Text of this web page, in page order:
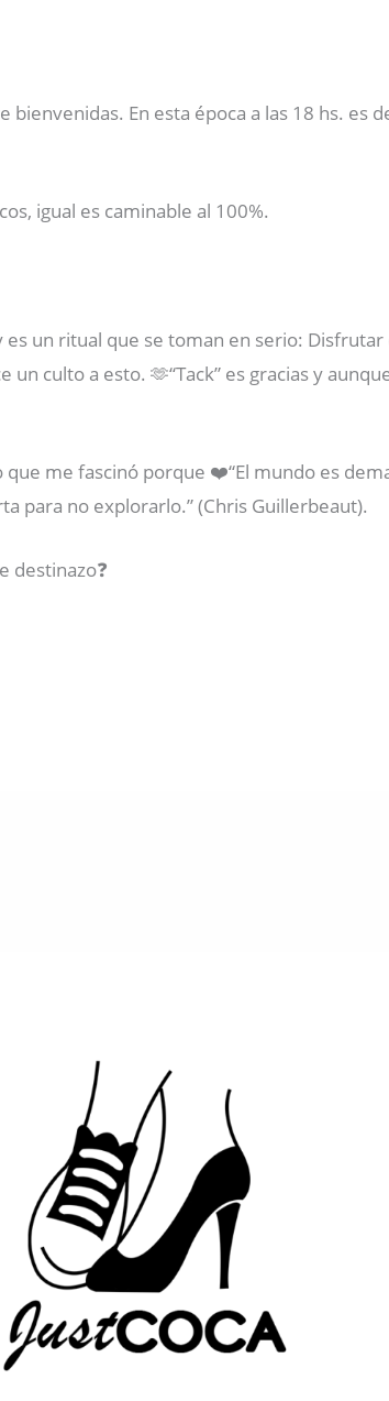
En esta época a las 18 hs. es
igual es caminable al 100%.
es un ritual que se toman en serio:
culto a esto. 🫶“Tack” es gracias y
me fascinó porque ❤️“El mundo es
para no explorarlo.” (Chris Guillerbeaut).
destinazo❓️